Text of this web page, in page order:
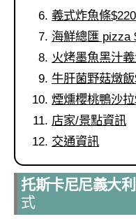
義式炸魚條$220
海鮮總匯 pizza
火烤墨魚黑汁
牛肝菌野菇燉
煙燻櫻桃鴨沙
店家/景點資訊
交通資訊
托斯卡尼尼義大
式